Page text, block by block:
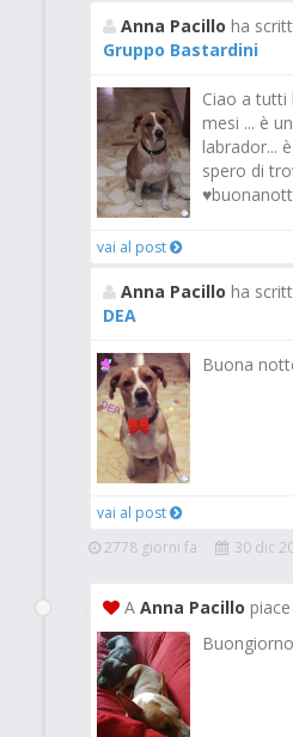
Anna Pacillo ha
Gruppo Bastardini
Ciao a tutti
mesi ... è
labrador...
spero di
vai al post
Anna Pacillo ha
DEA
Buona
vai al post
2778 giorni fa
30 dic
A Anna Pacillo